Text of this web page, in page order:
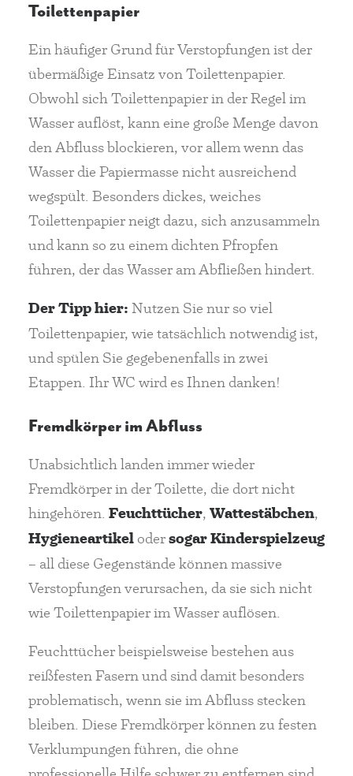
Toilettenpapier
Ein häufiger Grund für Verstopfungen ist der
übermäßige Einsatz von Toilettenpapier.
Obwohl sich Toilettenpapier in der Regel im
Wasser auflöst, kann eine große Menge davon
den Abfluss blockieren, vor allem wenn das
Wasser die Papiermasse nicht ausreichend
wegspült. Besonders dickes, weiches
Toilettenpapier neigt dazu, sich anzusammeln
und kann so zu einem dichten Pfropfen
führen, der das Wasser am Abfließen hindert.
Der Tipp hier: Nutzen Sie nur so viel
Toilettenpapier, wie tatsächlich notwendig ist,
und spülen Sie gegebenenfalls in zwei
Etappen. Ihr WC wird es Ihnen danken!
Fremdkörper im Abfluss
Unabsichtlich landen immer wieder
Fremdkörper in der Toilette, die dort nicht
hingehören. Feuchttücher, Wattestäbchen,
Hygieneartikel odersogar Kinderspielzeug
– all diese Gegenstände können massive
Verstopfungen verursachen, da sie sich nicht
wie Toilettenpapier im Wasser auflösen.
Feuchttücher beispielsweise bestehen aus
reißfesten Fasern und sind damit besonders
problematisch, wenn sie im Abfluss stecken
bleiben. Diese Fremdkörper können zu festen
Verklumpungen führen, die ohne